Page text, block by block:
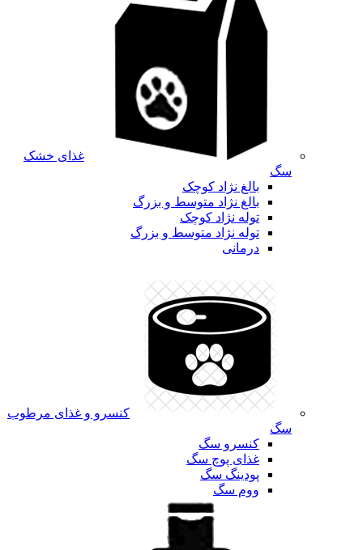
غذای خشک
سگ
بالغ نژاد کوچک
بالغ نژاد متوسط و بزرگ
توله نژاد کوچک
توله نژاد متوسط و بزرگ
درمانی
کنسرو و غذای مرطوب
سگ
کنسرو سگ
غذای پوچ سگ
پودینگ سگ
ووم سگ